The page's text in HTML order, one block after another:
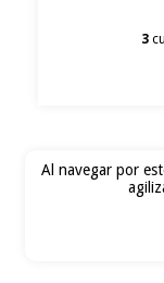
Al navegar por
3